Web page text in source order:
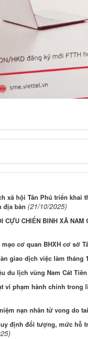
xã hội Tân Phú triển
địa bàn (21/10/2025)
CỰU CHIẾN BINH XÃ NAM
cơ quan BHXH cơ sở
giao dịch việc làm tháng
du lịch vùng Nam Cát Tiên
vi phạm hành chính trong
nạn nhân tử vong do
định đối tượng, mức hỗ